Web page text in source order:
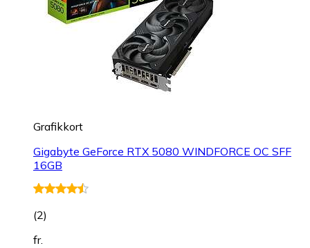
Grafikkort
Gigabyte GeForce RTX 5080 WINDFORCE OC SFF
16GB
(2)
fr.